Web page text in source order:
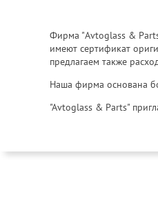
Фирма "Avtoglass &
имеют сертификат
предлагаем также
Наша фирма основана
"Avtoglass & Parts"